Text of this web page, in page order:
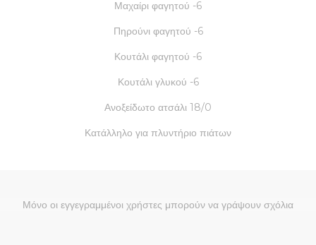
Μαχαίρι φαγητού -6
Πηρούνι φαγητού -6
Κουτάλι φαγητού -6
Κουτάλι γλυκού -6
Ανοξείδωτο ατσάλι 18/0
Κατάλληλο για πλυντήριο πιάτων
Μόνο οι εγγεγραμμένοι χρήστες μπορούν να γράψουν σχόλια